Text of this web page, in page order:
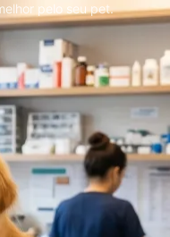
pelo seu pet.